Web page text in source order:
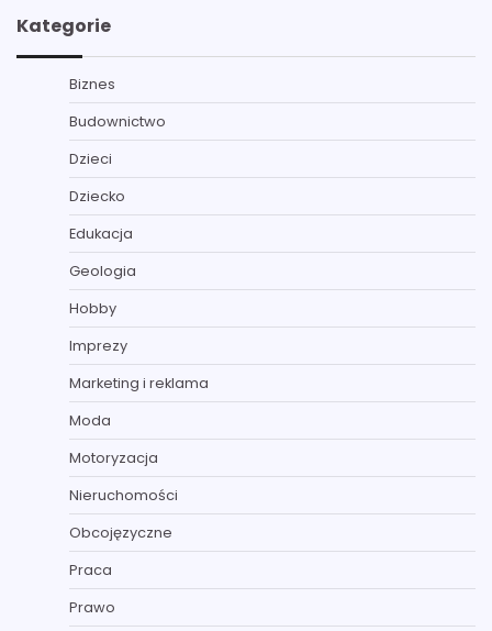
Kategorie
Biznes
Budownictwo
Dzieci
Dziecko
Edukacja
Geologia
Hobby
Imprezy
Marketing i reklama
Moda
Motoryzacja
Nieruchomości
Obcojęzyczne
Praca
Prawo